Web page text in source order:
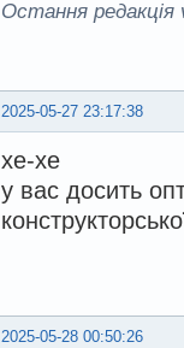
Остання редакція
2025-05-27 23:17:38
хе-хе
у вас досить
2025-05-28 00:50:26